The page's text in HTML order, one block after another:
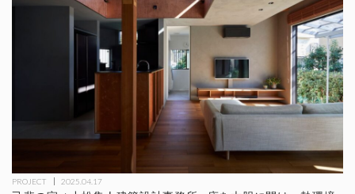
PROJECT 2025.04.17